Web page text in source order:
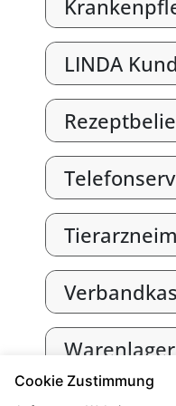
LINDA
Warenlager
Cookie Zustimmung